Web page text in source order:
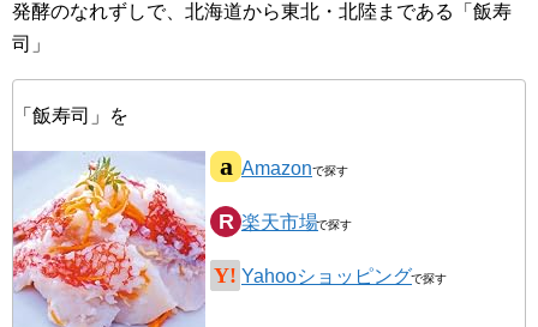
発酵のなれずしで、北海道から東北・北陸まである「飯寿
司」
「飯寿司」を
Amazon
楽天市場
Yahooショッピング